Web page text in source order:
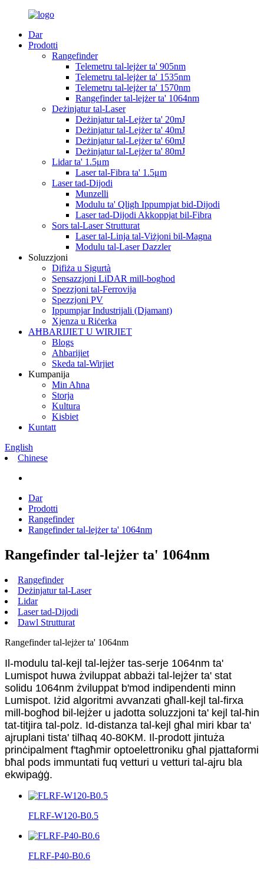
Dar
Prodotti
Rangefinder
Telemetru tal-lejżer ta' 905nm
Telemetru tal-lejżer ta' 1535nm
Telemetru tal-lejżer ta' 1570nm
Rangefinder tal-lejżer ta' 1064nm
Deżinjatur tal-Laser
Deżinjatur tal-Lejżer ta' 20mJ
Deżinjatur tal-Lejżer ta' 40mJ
Deżinjatur tal-Lejżer ta' 60mJ
Deżinjatur tal-Lejżer ta' 80mJ
Lidar ta' 1.5μm
Laser tal-Fibra ta' 1.5μm
Laser tad-Dijodi
Munzelli
Modulu ta' Qligħ Ippumpjat bid-Dijodi
Laser tad-Dijodi Akkoppjat bil-Fibra
Sors tal-Laser Strutturat
Laser tal-Linja tal-Viżjoni bil-Magna
Modulu tal-Laser Dazzler
Soluzzjoni
Difiża u Sigurtà
Sensazzjoni LiDAR mill-bogħod
Spezzjoni tal-Ferrovija
Spezzjoni PV
Ippumpjar Industrijali (Djamant)
Xjenza u Riċerka
AĦBARIJIET U WIRJIET
Blogs
Aħbarijiet
Skeda tal-Wirjiet
Kumpanija
Min Aħna
Storja
Kultura
Kisbiet
Kuntatt
English
Chinese
Dar
Prodotti
Rangefinder
Rangefinder tal-lejżer ta' 1064nm
Rangefinder tal-lejżer ta' 1064nm
Rangefinder
Deżinjatur tal-Laser
Lidar
Laser tad-Dijodi
Dawl Strutturat
Rangefinder tal-lejżer ta' 1064nm
Il-modulu tal-kejl tal-lejżer tas-serje 1064nm ta'
Lumispot huwa żviluppat abbażi tal-lejżer ta' stat
solidu 1064nm żviluppat b'mod indipendenti minn
Lumispot. Iżid algoritmi avvanzati għall-kejl tal-firxa
mill-bogħod bil-lejżer u jadotta soluzzjoni ta' kejl tal-ħin
tat-titjira tal-polz. Id-distanza tal-kejl għal miri kbar ta'
ajruplani tista' tilħaq 40-80KM. Il-prodott jintuża
prinċipalment f'tagħmir optoelettroniku għal pjattaformi
bħal pods immuntati fuq vetturi u vetturi tal-ajru bla
ekwipaġġ.
FLRF-W120-B0.5
FLRF-P40-B0.6